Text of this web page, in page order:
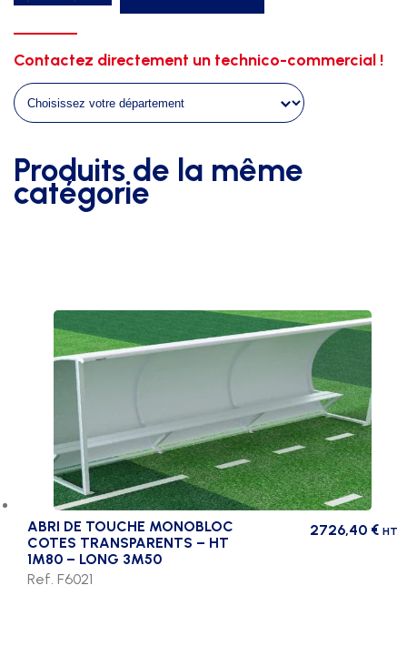
abri
de
5m00
f6003
Contactez directement un technico-commercial !
Produits de la même
catégorie
ABRI DE TOUCHE MONOBLOC
COTES TRANSPARENTS – HT
1M80 – LONG 3M50
2726,40 € HT
Ref. F6021